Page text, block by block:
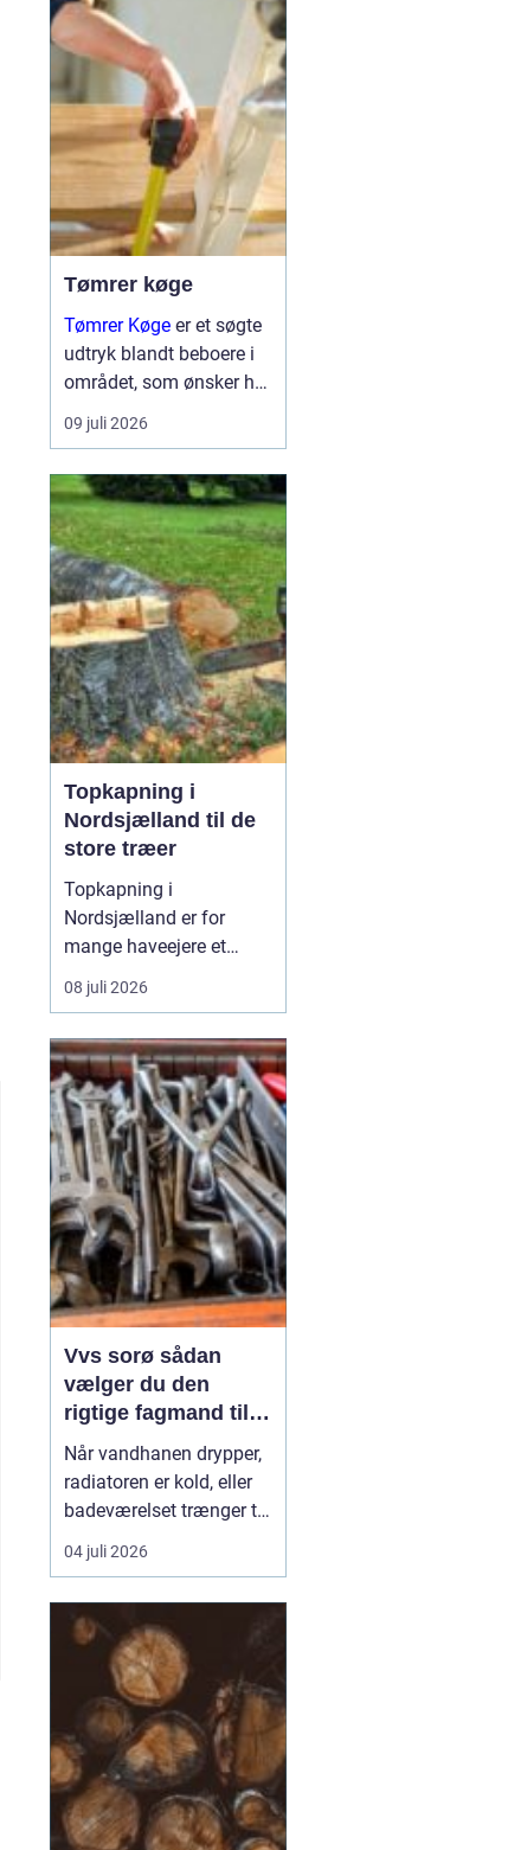
asfalten er lagt korrekt
og kørt ud på den rigtige
måde. Mange tænker
mest på selve asfalten,
men asfaltkø...
Tømrer køge
Tømrer Køge er et søgte
udtryk blandt beboere i
området, som ønsker høj
kvalitet, troværdighed og
gennemført håndværk til
renoveringsopgaver.
Mange husejere i køge
står med drømme om
nyt...
09 juli 2026
Topkapning i
Nordsjælland til de
store træer
Topkapning i
Nordsjælland er for
mange haveejere et
nødvendigt skridt, når
store træer skaber
fare for skader på huse
og haver. Mange træer i
området er gamle, høje
og placeret ...
08 juli 2026
Vvs sorø sådan
vælger du den
rigtige fagmand til
vand, varme og
energi
Når vandhanen drypper,
radiatoren er kold, eller
badeværelset trænger til
en gennemgribende
renovering, kan det
bøvlet, hvis arbejdet ikke
bliver gjort rigtigt første
gang. Derfor giver det
god mening at bruge en
lokal, aut...
04 juli 2026